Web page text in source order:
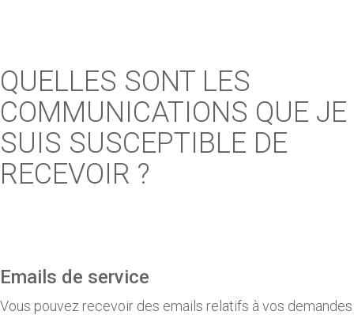
QUELLES SONT LES
COMMUNICATIONS QUE JE
SUIS SUSCEPTIBLE DE
RECEVOIR ?
Emails de service
Vous pouvez recevoir des emails relatifs à vos demandes